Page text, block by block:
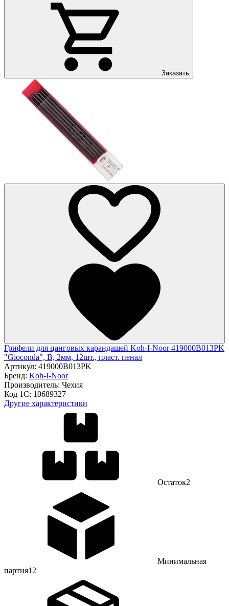
Заказать
Грифели для цанговых карандашей Koh-I-Noor 419000B013PK
"Gioconda", B, 2мм, 12шт., пласт. пенал
Артикул: 419000B013PK
Бренд: Koh-I-Noor
Производитель: Чехия
Код 1С: 10689327
Другие характеристики
Остаток2
Минимальная
партия12